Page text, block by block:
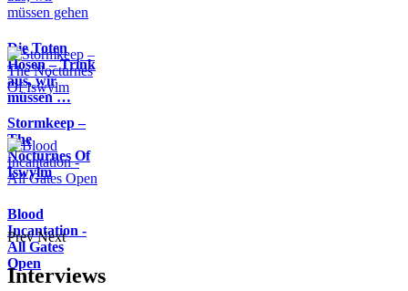
Die Toten
Hosen – Trink
aus, wir
müssen …
Stormkeep –
The
Nocturnes Of
Iswylm
Blood
Incantation -
All Gates
Open
Prev Next
Interviews